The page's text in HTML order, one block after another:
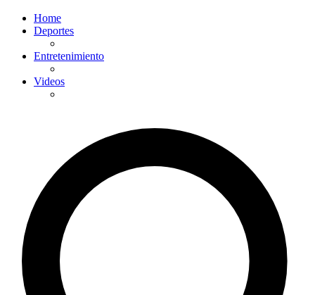
Home
Deportes
Entretenimiento
Videos